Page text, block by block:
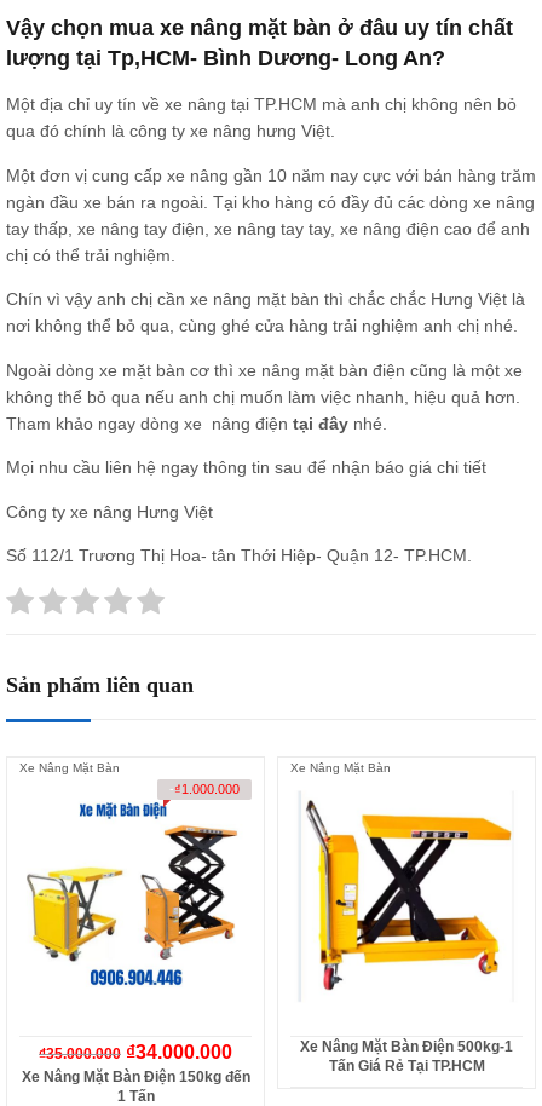
Vậy chọn mua xe nâng mặt bàn ở đâu uy tín chất
lượng tại Tp,HCM- Bình Dương- Long An?
Một địa chỉ uy tín về xe nâng tại TP.HCM mà anh chị không nên bỏ
qua đó chính là công ty xe nâng hưng Việt.
Một đơn vị cung cấp xe nâng gần 10 năm nay cực với bán hàng trăm
ngàn đầu xe bán ra ngoài. Tại kho hàng có đầy đủ các dòng xe nâng
tay thấp, xe nâng tay điện, xe nâng tay tay, xe nâng điện cao để anh
chị có thể trải nghiệm.
Chín vì vậy anh chị cần xe nâng mặt bàn thì chắc chắc Hưng Việt là
nơi không thể bỏ qua, cùng ghé cửa hàng trải nghiệm anh chị nhé.
Ngoài dòng xe mặt bàn cơ thì xe nâng mặt bàn điện cũng là một xe
không thể bỏ qua nếu anh chị muốn làm việc nhanh, hiệu quả hơn.
Tham khảo ngay dòng xe nâng điện tại đây nhé.
Mọi nhu cầu liên hệ ngay thông tin sau để nhận báo giá chi tiết
Công ty xe nâng Hưng Việt
Số 112/1 Trương Thị Hoa- tân Thới Hiệp- Quận 12- TP.HCM.
Sản phẩm liên quan
Xe Nâng Mặt Bàn
-₫1.000.000
₫35.000.000 ₫34.000.000
Xe Nâng Mặt Bàn Điện 150kg đến
1 Tấn
Xe Nâng Mặt Bàn
Xe Nâng Mặt Bàn Điện 500kg-1
Tấn Giá Rẻ Tại TP.HCM